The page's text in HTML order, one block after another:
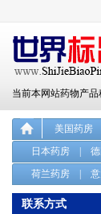
当前本网站药物产品
美国药房
日本药房
荷兰药房
联系方式